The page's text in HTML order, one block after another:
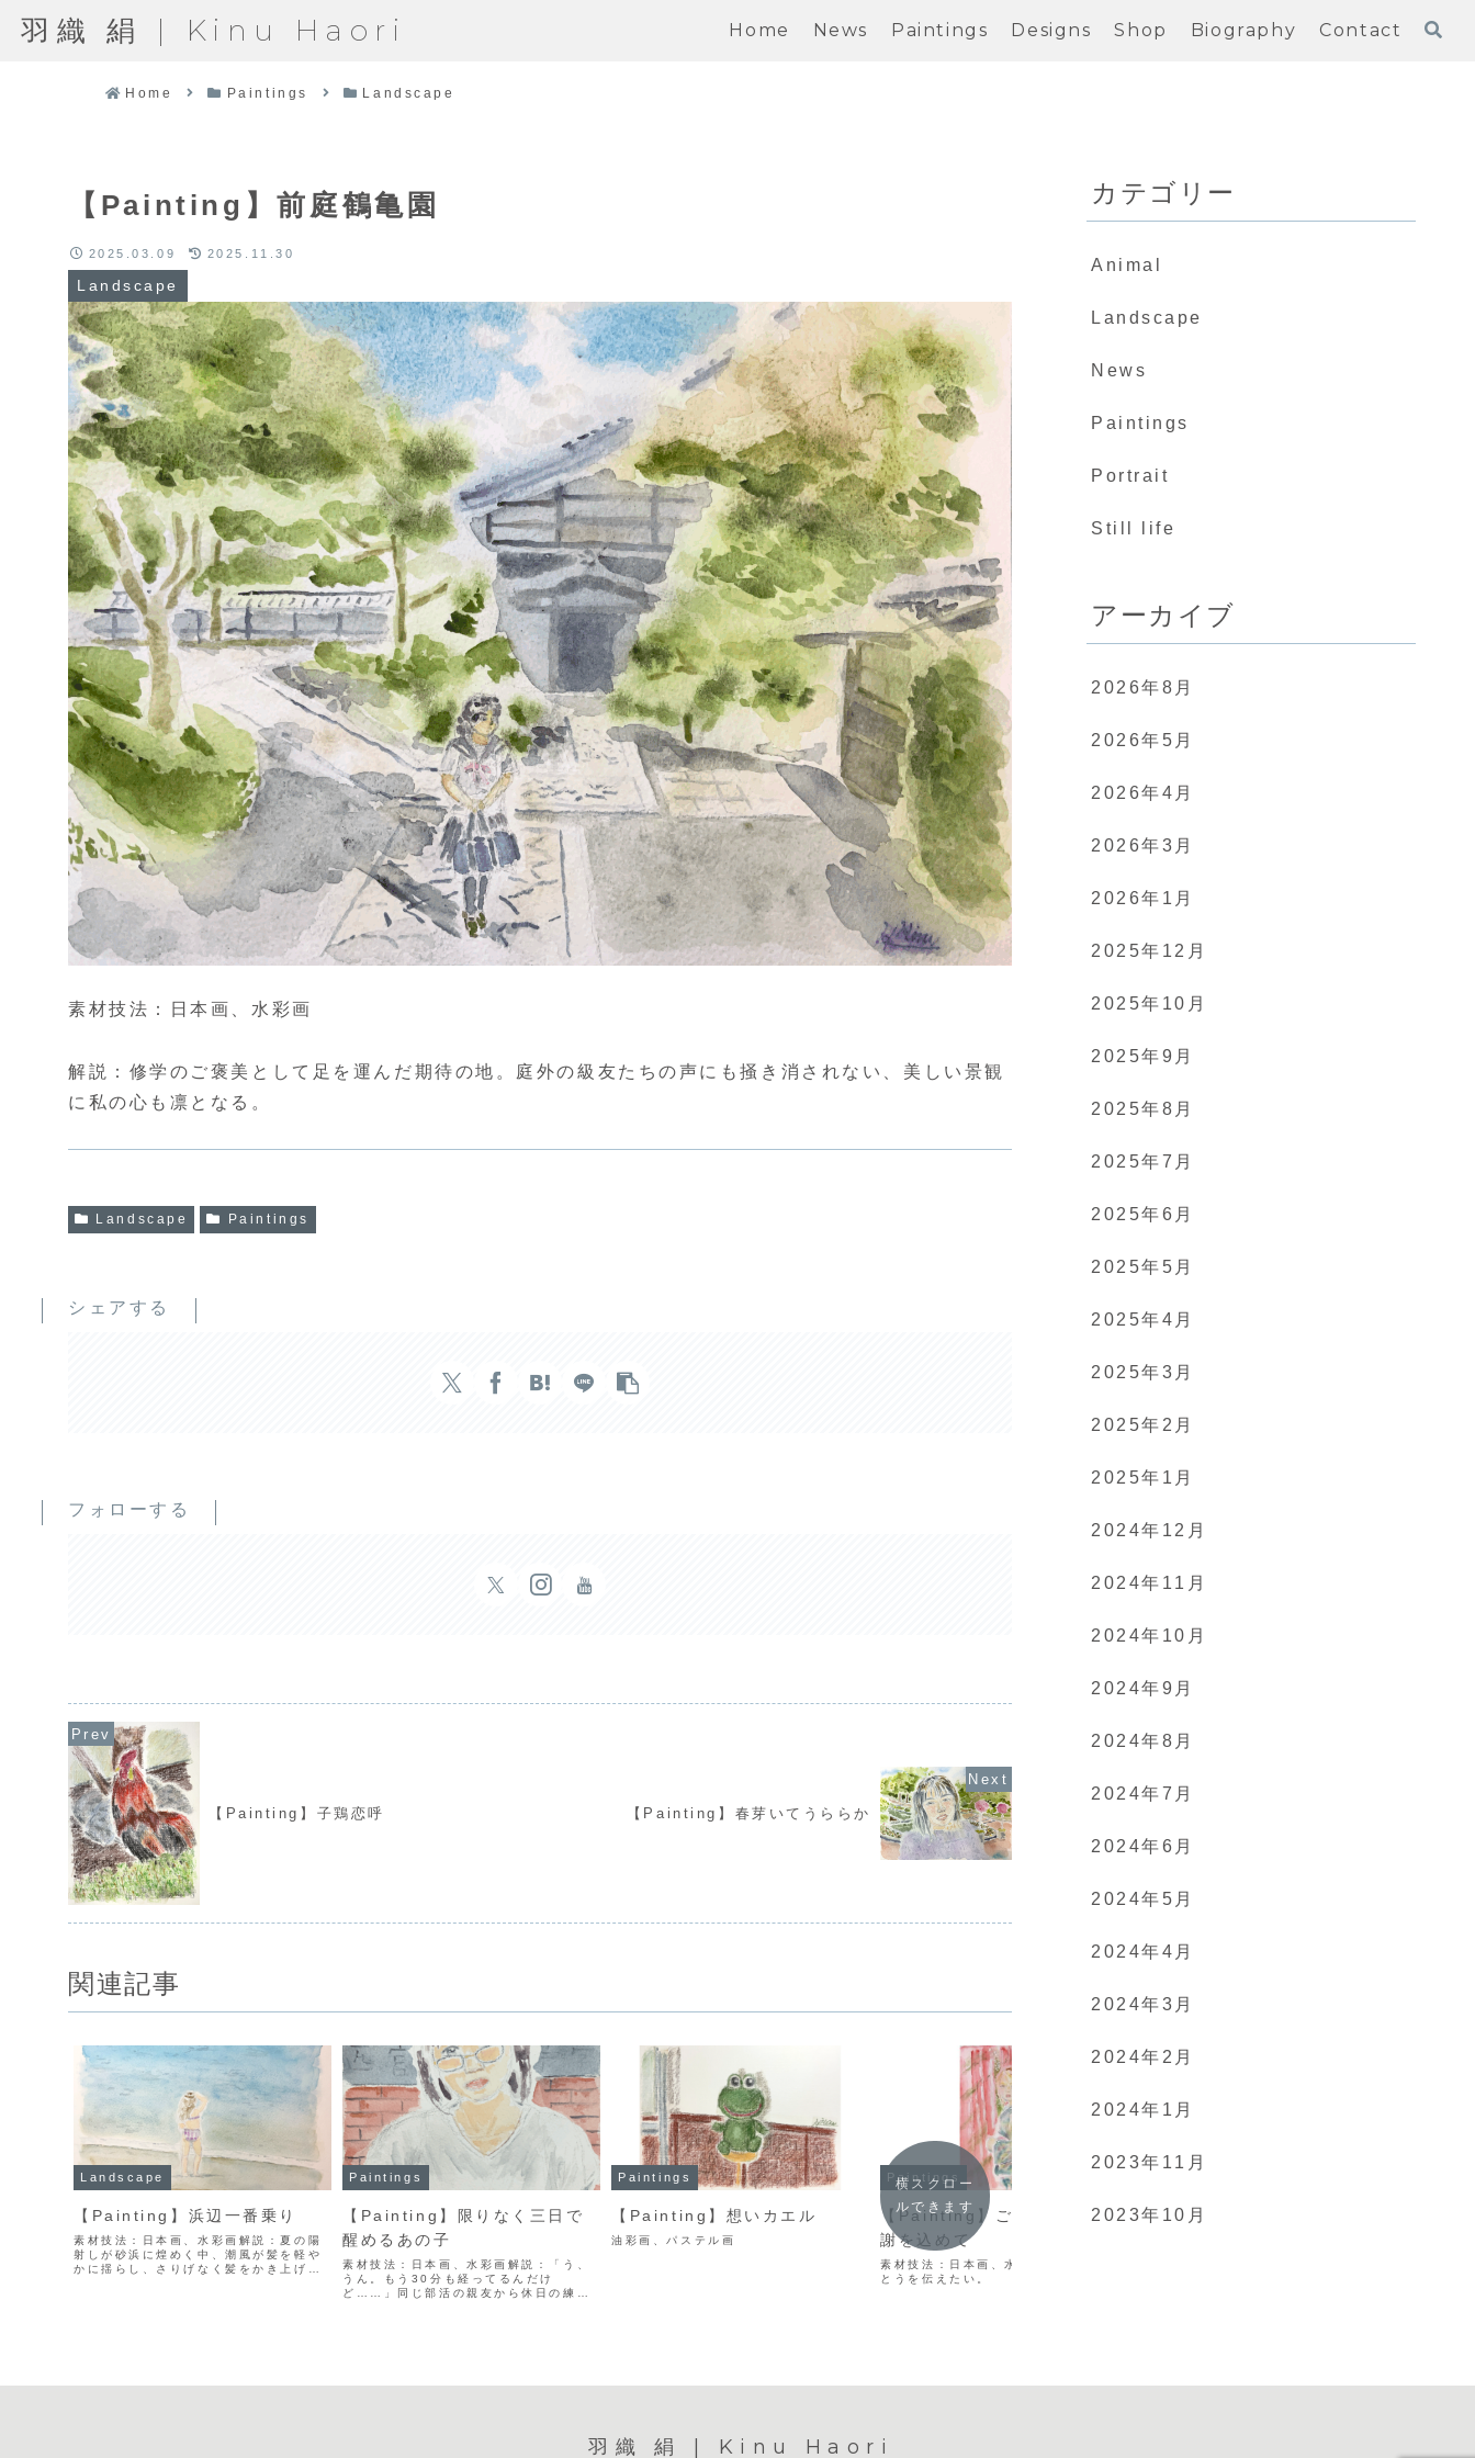
羽織 絹 | Kinu Haori Home News Paintings Designs Shop Biography Contact
Home Paintings Landscape
【Painting】前庭鶴亀園
Landscape
2025.03.09 2025.11.30
素材技法：日本画、水彩画
解説：修学のご褒美として足を運んだ期待の地。庭外の級友たちの声にも掻き消されない、美しい景観
に私の心も凛となる。
Landscape Paintings
シェアする
フォローする
【Painting】子鶏恋呼 【Painting】春芽いてうららか
関連記事
Landscape
【Painting】浜辺一番乗り
素材技法：日本画、水彩画解説：夏の陽
射しが砂浜に煌めく中、潮風が髪を軽や
かに揺らし、さりげなく髪をかき上げた
Paintings
【Painting】限りなく三日で
醒めるあの子
素材技法：日本画、水彩画解説：「う、
うん。もう30分も経ってるんだけ
ど……」同じ部活の親友から休日の練習
Paintings
【Painting】想いカエル
油彩画、パステル画
Paintings
【Painting】ご先祖様へ、感
謝を込めて
素材技法：日本画、水彩画解説：ありが
とうを伝えたい。
【Painting】誘われて本等香
横スクロー
ルできます
カテゴリー
Animal
Landscape
News
Paintings
Portrait
Still life
アーカイブ
2026年8月
2026年5月
2026年4月
2026年3月
2026年1月
2025年12月
2025年10月
2025年9月
2025年8月
2025年7月
2025年6月
2025年5月
2025年4月
2025年3月
2025年2月
2025年1月
2024年12月
2024年11月
2024年10月
2024年9月
2024年8月
2024年7月
2024年6月
2024年5月
2024年4月
2024年3月
2024年2月
2024年1月
2023年11月
2023年10月
羽織 絹 | Kinu Haori